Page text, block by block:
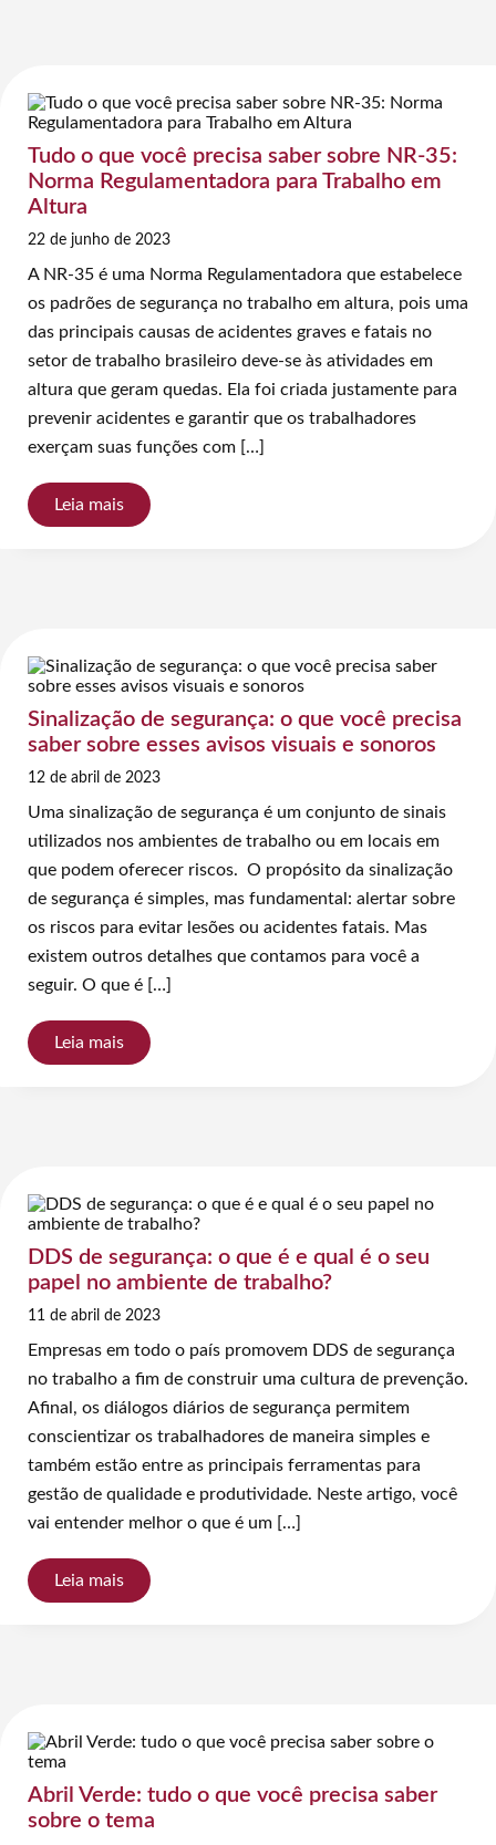
Tudo o que você precisa saber sobre NR-35:
Norma Regulamentadora para Trabalho em
Altura
22 de junho de 2023
A NR-35 é uma Norma Regulamentadora que estabelece
os padrões de segurança no trabalho em altura, pois uma
das principais causas de acidentes graves e fatais no
setor de trabalho brasileiro deve-se às atividades em
altura que geram quedas. Ela foi criada justamente para
prevenir acidentes e garantir que os trabalhadores
exerçam suas funções com […]
Leia mais
Sinalização de segurança: o que você precisa
saber sobre esses avisos visuais e sonoros
12 de abril de 2023
Uma sinalização de segurança é um conjunto de sinais
utilizados nos ambientes de trabalho ou em locais em
que podem oferecer riscos. O propósito da sinalização
de segurança é simples, mas fundamental: alertar sobre
os riscos para evitar lesões ou acidentes fatais. Mas
existem outros detalhes que contamos para você a
seguir. O que é […]
Leia mais
DDS de segurança: o que é e qual é o seu
papel no ambiente de trabalho?
11 de abril de 2023
Empresas em todo o país promovem DDS de segurança
no trabalho a fim de construir uma cultura de prevenção.
Afinal, os diálogos diários de segurança permitem
conscientizar os trabalhadores de maneira simples e
também estão entre as principais ferramentas para
gestão de qualidade e produtividade. Neste artigo, você
vai entender melhor o que é um […]
Leia mais
Abril Verde: tudo o que você precisa saber
sobre o tema